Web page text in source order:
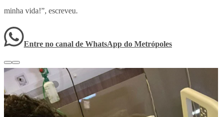
minha vida!”, escreveu.
Entre no canal de WhatsApp do Metrópoles